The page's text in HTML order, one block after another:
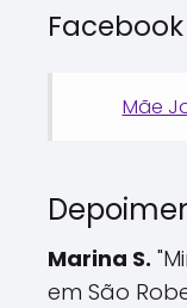
Facebook
Mãe
Marina S.
em São